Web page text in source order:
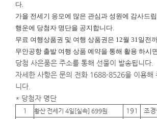
다.
가을 전세기 응모에 많은 관심과 성원에 감사드
행운에 당첨자 명단을 공지합니다.
무료 여행상품권 및 여행 상품권은 12월 31일전
무안공항 출발 여행 상품 예약을 통해 활용 하시
당첨 사은품은 주소를 통해 선물이 발송됩니다.
자세한 사항은 문의 전화 1688-8526을 이용해
니다.
* 당첨자 명단
1 황산 전세기 4일[실속] 699원 191 조경